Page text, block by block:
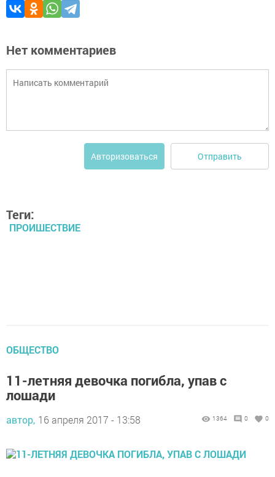
Нет комментариев
Авторизоваться Отправить
Теги:
ПРОИШЕСТВИЕ
ОБЩЕСТВО
11-летняя девочка погибла, упав с
лошади
автор, 16 апреля 2017 - 13:58 1364 0 0